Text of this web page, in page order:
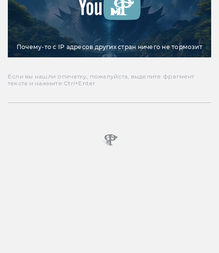
Почему-то с IP адресов других стран ничего не тормозит
Если вы нашли опечатку, пожалуйста, выделите фрагмент
текста и нажмите Ctrl+Enter.